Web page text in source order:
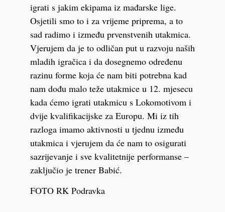
igrati s jakim ekipama iz mađarske lige.
Osjetili smo to i za vrijeme priprema, a to
sad radimo i između prvenstvenih utakmica.
Vjerujem da je to odličan put u razvoju naših
mladih igračica i da dosegnemo određenu
razinu forme koja će nam biti potrebna kad
nam dođu malo teže utakmice u 12. mjesecu
kada ćemo igrati utakmicu s Lokomotivom i
dvije kvalifikacijske za Europu. Mi iz tih
razloga imamo aktivnosti u tjednu između
utakmica i vjerujem da će nam to osigurati
sazrijevanje i sve kvalitetnije performanse –
zaključio je trener Babić.
FOTO RK Podravka